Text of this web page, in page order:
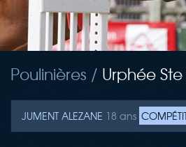
Poulinières / Urphée
JUMENT ALEZANE 18 ans